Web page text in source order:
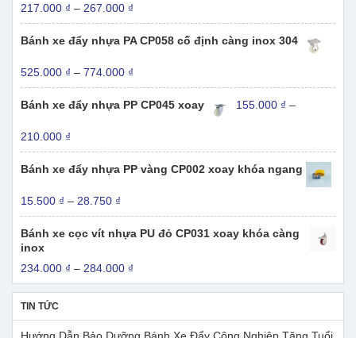
217.000 ₫ – 267.000 ₫
giá:
từ
Bánh xe đẩy nhựa PA CP058 cố định càng inox 304
525.000 ₫ – 774.000 ₫
giá:
từ
Bánh xe đẩy nhựa PP CP045 xoay 155.000 ₫ –
210.000 ₫
giá:
từ
155.000 ₫
210.000 ₫
Bánh xe đẩy nhựa PP vàng CP002 xoay khóa ngang
15.500 ₫ – 28.750 ₫
giá:
15.500 ₫
28.750 ₫
Bánh xe cọc vít nhựa PU đỏ CP031 xoay khóa càng
inox
234.000 ₫ – 284.000 ₫
giá:
từ
đến
TIN TỨC